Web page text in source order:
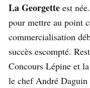
La Georgette est
pour mettre au point
commercialisation
succès escompté.
Concours Lépine et
le chef André